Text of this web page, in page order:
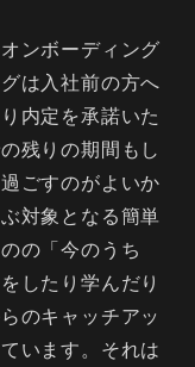
ンボーディング
は入社前の方へ
内定を承諾いた
残りの期間もし
ごすのがよいか
対象となる簡単
の「今のうち
したり学んだり
のキャッチアッ
います。それは